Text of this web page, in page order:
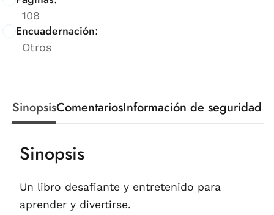
108
Encuadernación:
Otros
SinopsisComentariosInformación de seguridad
Sinopsis
Un libro desafiante y entretenido para
aprender y divertirse.